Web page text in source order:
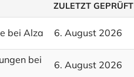
ZULETZT GEPRÜFT
bei Alza 6. August 2026
bei
6. August 2026